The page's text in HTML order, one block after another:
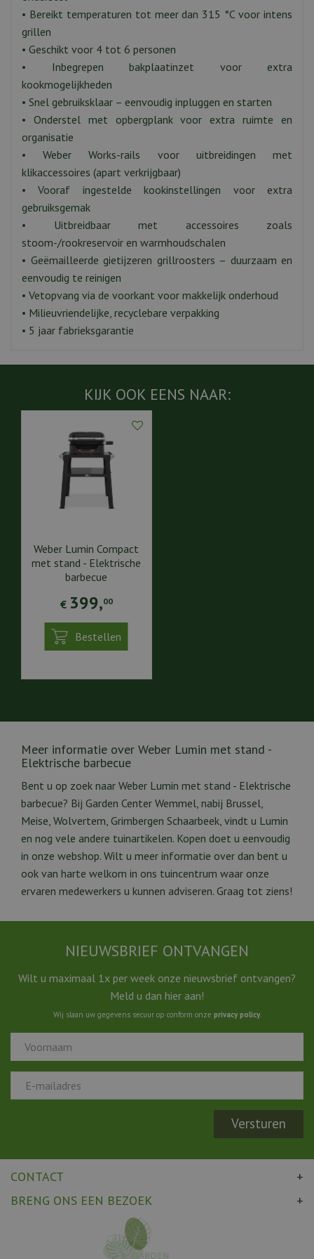
• Bereikt temperaturen tot meer dan 315 °C voor intens
grillen
• Geschikt voor 4 tot 6 personen
• Inbegrepen bakplaatinzet voor extra
kookmogelijkheden
• Snel gebruiksklaar – eenvoudig inpluggen en starten
• Onderstel met opbergplank voor extra ruimte en
organisatie
• Weber Works-rails voor uitbreidingen met
klikaccessoires (apart verkrijgbaar)
• Vooraf ingestelde kookinstellingen voor extra
gebruiksgemak
• Uitbreidbaar met accessoires zoals
stoom-/rookreservoir en warmhoudschalen
• Geëmailleerde gietijzeren grillroosters – duurzaam en
eenvoudig te reinigen
• Vetopvang via de voorkant voor makkelijk onderhoud
• Milieuvriendelijke, recyclebare verpakking
• 5 jaar fabrieksgarantie
KIJK OOK EENS NAAR:
Weber Lumin Compact
met stand - Elektrische
barbecue
€ 399,00
Bestellen
Meer informatie over Weber Lumin met stand -
Elektrische barbecue
Bent u op zoek naar Weber Lumin met stand - Elektrische
barbecue? Bij Garden Center Wemmel, nabij Brussel,
Meise, Wolvertem, Grimbergen Schaarbeek, vindt u Lumin
en nog vele andere tuinartikelen. Kopen doet u eenvoudig
in onze webshop. Wilt u meer informatie over dan bent u
ook van harte welkom in ons tuincentrum waar onze
ervaren medewerkers u kunnen adviseren. Graag tot ziens!
NIEUWSBRIEF ONTVANGEN
Wilt u maximaal 1x per week onze nieuwsbrief ontvangen?
Meld u dan hier aan!
Wij slaan uw gegevens secuur op conform onze privacy policy.
CONTACT
BRENG ONS EEN BEZOEK